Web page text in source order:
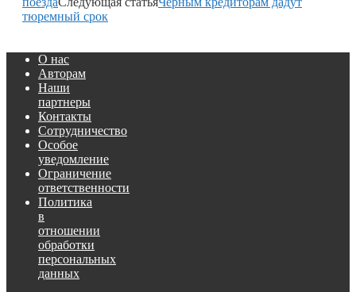
тюремный срок
О нас
Авторам
Наши
партнеры
Контакты
Сотрудничество
Особое
уведомление
Ограничение
ответственности
Политика
в
отношении
обработки
персональных
данных